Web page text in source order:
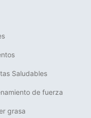
Saludables
de fuerza
grasa